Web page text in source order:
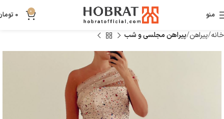
منو 0
0
خانه پیراهن پیراهن مجلسی و شب